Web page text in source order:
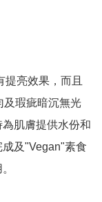
提亮效果，而且
及瑕疵暗沉無光
肌膚提供水份和
及"Vegan"素食